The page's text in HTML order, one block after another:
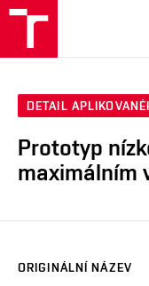
DETAIL
Prototyp
maximálním
ORIGINÁLNÍ NÁZEV